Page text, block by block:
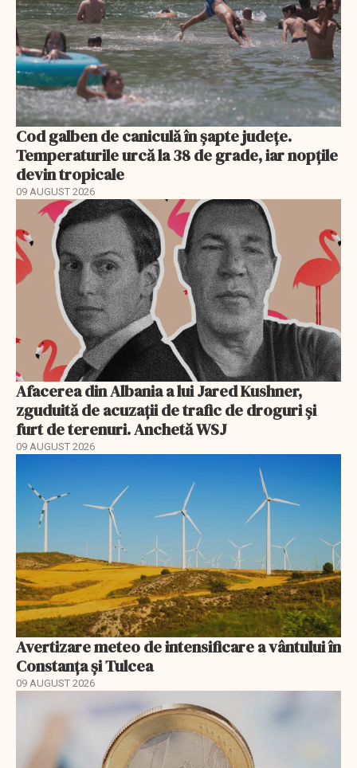
Cod galben de caniculă în șapte județe.
Temperaturile urcă la 38 de grade, iar nopțile
devin tropicale
09 AUGUST 2026
Afacerea din Albania a lui Jared Kushner,
zguduită de acuzații de trafic de droguri și
furt de terenuri. Anchetă WSJ
09 AUGUST 2026
Avertizare meteo de intensificare a vântului în
Constanța și Tulcea
09 AUGUST 2026